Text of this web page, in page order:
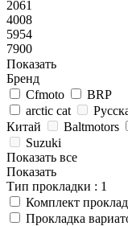
2061
4008
5954
7900
Показать
Бренд
Cfmoto
BRP
arctic cat
Китай
Baltmotors
Suzuki
Показать все
Показать
Тип прокладки : 1
Комплект
Прокладка